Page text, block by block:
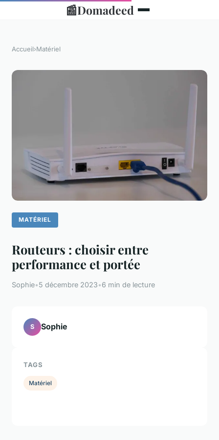
📰Domadeed
Accueil›Matériel
MATÉRIEL
Routeurs : choisir entre
performance et portée
Sophie•5 décembre 2023•6 min de lecture
S Sophie
TAGS
Matériel